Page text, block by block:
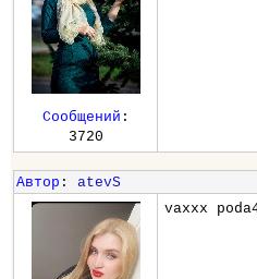
Сообщений :
3720
Автор :atevS
vaxxx